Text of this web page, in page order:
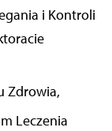
i Kontroli
Zdrowia,
Leczenia